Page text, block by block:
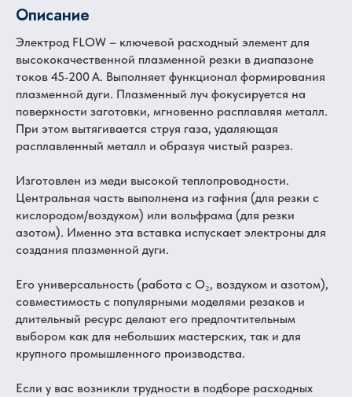
Описание
Электрод FLOW – ключевой расходный элемент для
высококачественной плазменной резки в диапазоне
токов 45‑200 А. Выполняет функционал формирования
плазменной дуги. Плазменный луч фокусируется на
поверхности заготовки, мгновенно расплавляя металл.
При этом вытягивается струя газа, удаляющая
расплавленный металл и образуя чистый разрез.
Изготовлен из меди высокой теплопроводности.
Центральная часть выполнена из гафния (для резки с
кислородом/воздухом) или вольфрама (для резки
азотом). Именно эта вставка испускает электроны для
создания плазменной дуги.
Его универсальность (работа с O₂, воздухом и азотом),
совместимость с популярными моделями резаков и
длительный ресурс делают его предпочтительным
выбором как для небольших мастерских, так и для
крупного промышленного производства.
Если у вас возникли трудности в подборе расходных